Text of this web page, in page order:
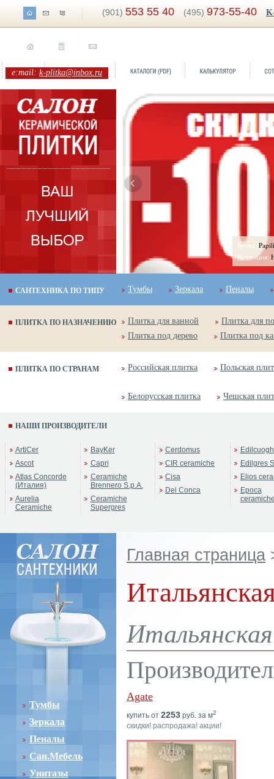
(901) 553 55 40 (495) 973-55-40
e:mail: k-plitka@inbox.ru
Ардезия
Бренд:
Коллекция:
САНТЕХНИКА ПО ТИПУ Тумбы Зеркала Пеналы
ПЛИТКА ПО НАЗНАЧЕНИЮ Плитка для ванной
Плитка для
Плитка под дерево
Плитка под
ПЛИТКА ПО СТРАНАМ Российская плитка Польская
Белорусская плитка Чешская
НАШИ ПРОИЗВОДИТЕЛИ
ArtiCer
Ascot
Atlas Concorde
(Италия)
Aurelia
Ceramiche
BayKer
Capri
Ceramiche
Brennero S.p.A.
Ceramiche
Supergres
Cerdomus
CIR ceramiche
Cisa
Del Conca
Edilgres
Elios
Epoca
Тумбы
Зеркала
Пеналы
Сан.Мебель
Унитазы
Главная страница
Agate
купить от 2253 руб. за м2
скидки! распродажа! акции!